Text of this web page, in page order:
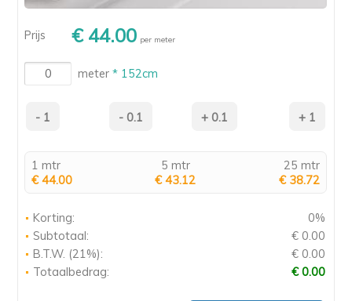
Prijs € 44.00 per meter
meter* 152cm
1 mtr
€ 44.00
5 mtr
€ 43.12
25 mtr
€ 38.72
Korting:
0%
Subtotaal:
€ 0.00
B.T.W. (21%):
€ 0.00
Totaalbedrag:
€ 0.00